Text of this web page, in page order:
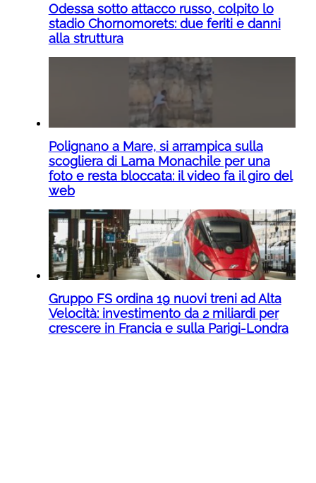
Odessa sotto attacco russo, colpito lo
stadio Chornomorets: due feriti e danni
alla struttura
Polignano a Mare, si arrampica sulla
scogliera di Lama Monachile per una
foto e resta bloccata: il video fa il giro del
web
Gruppo FS ordina 19 nuovi treni ad Alta
Velocità: investimento da 2 miliardi per
crescere in Francia e sulla Parigi-Londra